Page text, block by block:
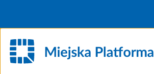
Miejska